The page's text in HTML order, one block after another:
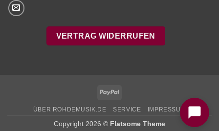
VERTRAG WIDERRUFEN
PayPal
ÜBER ROHDEMUSIK.DE SERVICE IMPRESSUM
Copyright 2026 © Flatsome Theme